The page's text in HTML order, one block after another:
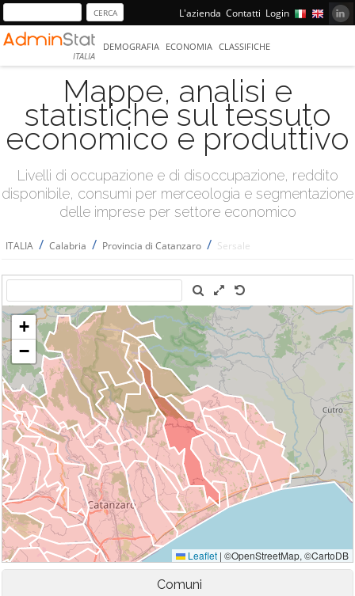
L'azienda Contatti Login
ITALIA
DEMOGRAFIA ECONOMIA CLASSIFICHE
Mappe, analisi e
statistiche sul tessuto
economico e produttivo
Livelli di occupazione e di disoccupazione, reddito
disponibile, consumi per merceologia e segmentazione
delle imprese per settore economico
ITALIA / Calabria / Provincia di Catanzaro / Sersale
Comuni